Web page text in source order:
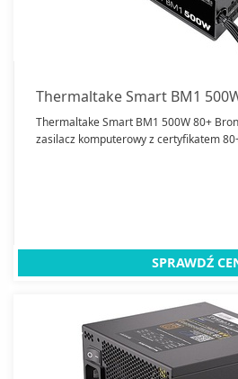
Thermaltake Smart BM1
Thermaltake Smart BM1 500W 80+
zasilacz komputerowy z certyfikatem
SPRAWDŹ